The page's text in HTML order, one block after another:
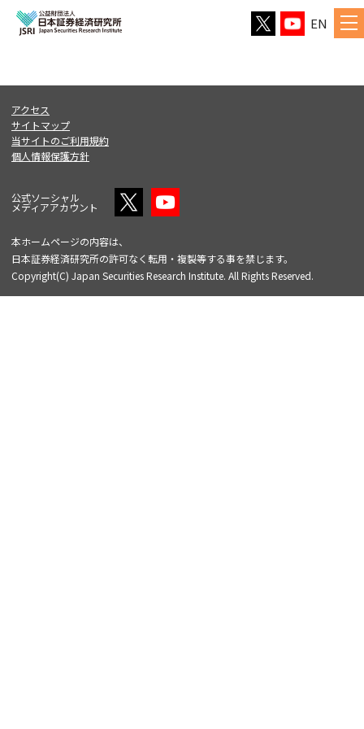
EN
アクセス
サイトマップ
当サイトのご利用規約
個人情報保護方針
公式ソーシャル
メディアアカウント
本ホームページの内容は、
日本証券経済研究所の許可なく転用・複製等する事を禁じます。
Copyright(C) Japan Securities Research Institute. All Rights Reserved.